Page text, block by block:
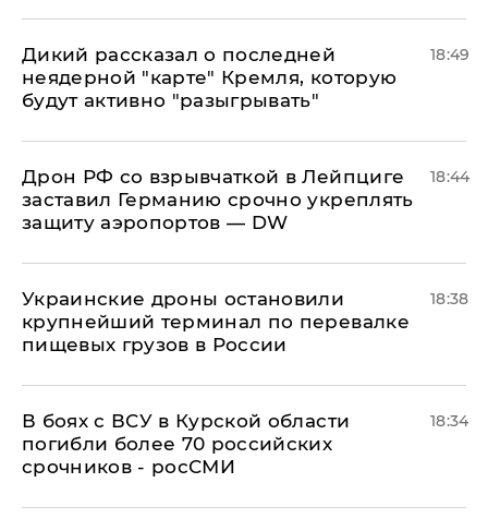
Дикий рассказал о последней
неядерной "карте" Кремля, которую
будут активно "разыгрывать"
18:49
​Дрон РФ со взрывчаткой в Лейпциге
заставил Германию срочно укреплять
защиту аэропортов — DW
18:44
Украинские дроны остановили
крупнейший терминал по перевалке
пищевых грузов в России
18:38
В боях с ВСУ в Курской области
погибли более 70 российских
срочников - росСМИ
18:34